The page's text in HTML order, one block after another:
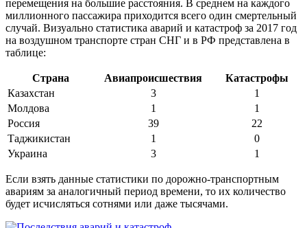
перемещения на большие расстояния. В среднем на каждого
миллионного пассажира приходится всего один смертельный
случай. Визуально статистика аварий и катастроф за 2017 год
на воздушном транспорте стран СНГ и в РФ представлена в
таблице:
Страна Авиапроисшествия
Катастрофы
Казахстан
3
1
Молдова
1
1
Россия
39
22
Таджикистан
1
0
Украина
3 1
Если взять данные статистики по дорожно-транспортным
авариям за аналогичный период времени, то их количество
будет исчисляться сотнями или даже тысячами.